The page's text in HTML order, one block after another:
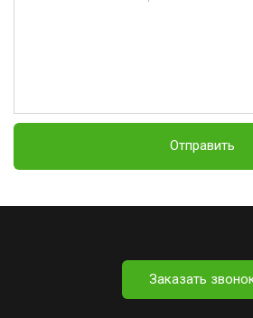
Отправить
Заказать